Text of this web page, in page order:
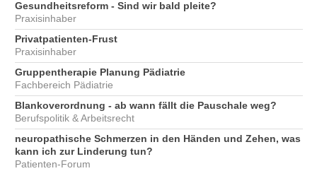
Gesundheitsreform - Sind wir bald pleite?
Praxisinhaber
Privatpatienten-Frust
Praxisinhaber
Gruppentherapie Planung Pädiatrie
Fachbereich Pädiatrie
Blankoverordnung - ab wann fällt die Pauschale weg?
Berufspolitik & Arbeitsrecht
neuropathische Schmerzen in den Händen und Zehen, was
kann ich zur Linderung tun?
Patienten-Forum